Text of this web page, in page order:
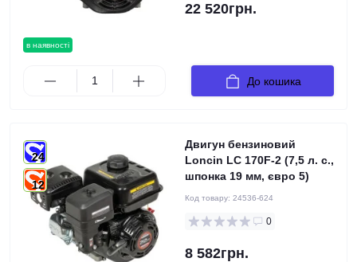
в наявності
22 520грн.
До кошика
24
12
Двигун бензиновий
Loncin LC 170F-2 (7,5 л. с.,
шпонка 19 мм, євро 5)
Код товару: 24536-624
0
8 582грн.